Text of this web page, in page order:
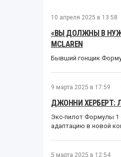
10 апреля 2025 в 13:58
«ВЫ ДОЛЖНЫ В
MCLAREN
Бывший гонщик
9 марта 2025 в 17:59
ДЖОННИ ХЕРБЕРТ:
Экс-пилот Формулы 1
адаптацию в новой
5 марта 2025 в 12:54